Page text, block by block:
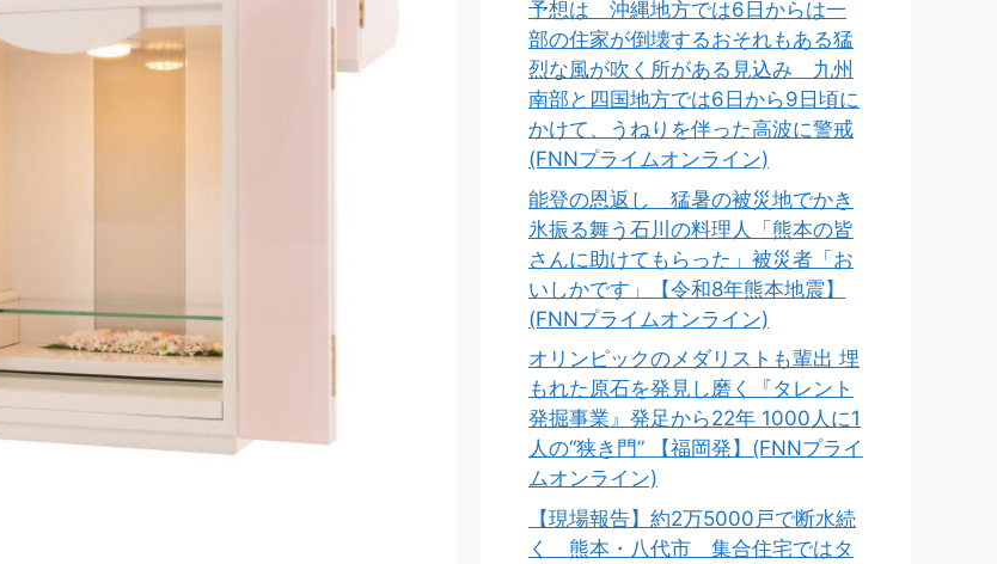
予想は 沖縄地方では6日からは一
部の住家が倒壊するおそれもある猛
烈な風が吹く所がある見込み 九州
南部と四国地方では6日から9日頃に
かけて、うねりを伴った高波に警戒
(FNNプライムオンライン)
能登の恩返し 猛暑の被災地でかき
氷振る舞う石川の料理人「熊本の皆
さんに助けてもらった」被災者「お
いしかです」【令和8年熊本地震】
(FNNプライムオンライン)
オリンピックのメダリストも輩出 埋
もれた原石を発見し磨く『タレント
発掘事業』発足から22年 1000人に1
人の“狭き門” 【福岡発】(FNNプライ
ムオンライン)
【現場報告】約2万5000戸で断水続
く 熊本・八代市 集合住宅ではタ